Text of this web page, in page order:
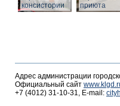
консистории
приюта
Адрес администрации
Официальный сайт
+7 (4012) 31-10-31, E-mail: